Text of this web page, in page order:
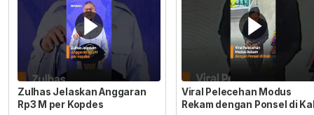
Zulhas Jelaskan Anggaran
Rp3 M per Kopdes
Viral Pelecehan Modus
Rekam dengan Ponsel di